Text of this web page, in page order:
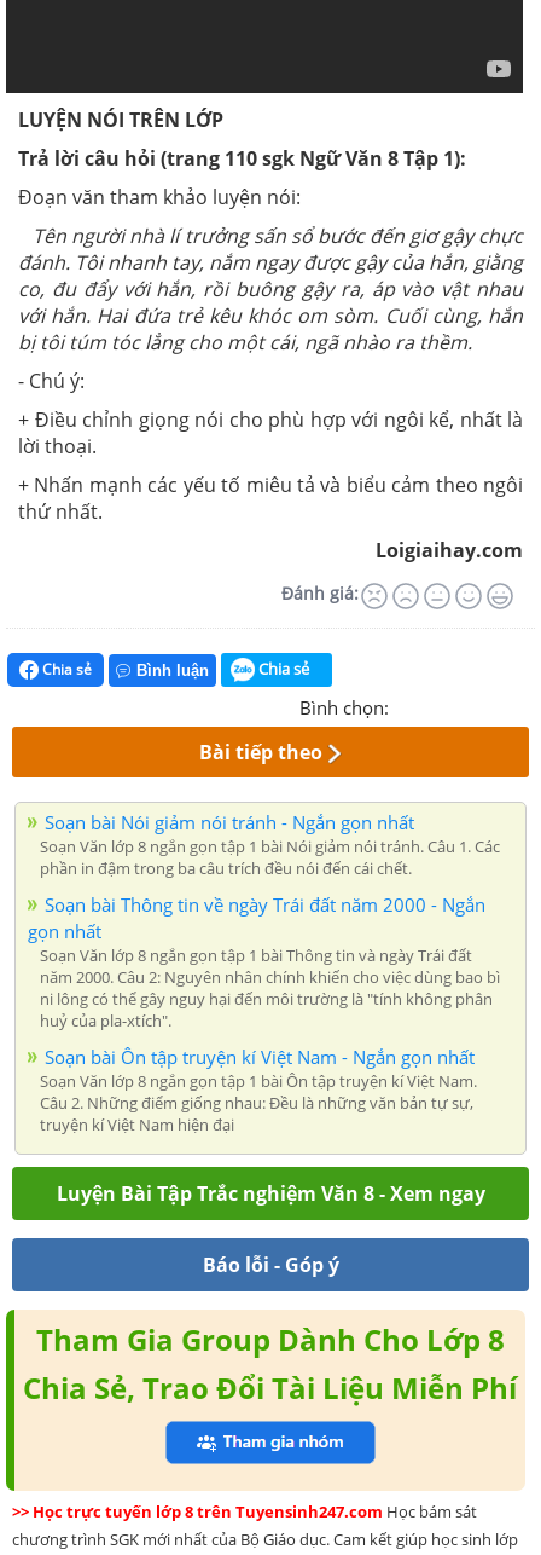
LUYỆN NÓI TRÊN LỚP
Trả lời câu hỏi (trang 110 sgk Ngữ Văn 8 Tập 1):
Đoạn văn tham khảo luyện nói:
Tên người nhà lí trưởng sấn sổ bước đến giơ gậy chực
đánh. Tôi nhanh tay, nắm ngay được gậy của hắn, giằng
co, đu đẩy với hắn, rồi buông gậy ra, áp vào vật nhau
với hắn. Hai đứa trẻ kêu khóc om sòm. Cuối cùng, hắn
bị tôi túm tóc lẳng cho một cái, ngã nhào ra thềm.
- Chú ý:
+ Điều chỉnh giọng nói cho phù hợp với ngôi kể, nhất là
lời thoại.
+ Nhấn mạnh các yếu tố miêu tả và biểu cảm theo ngôi
thứ nhất.
Loigiaihay.com
Đánh giá:
Chia sẻ Bình luận Chia sẻ
Bình chọn:
Bài tiếp theo
Soạn bài Nói giảm nói tránh - Ngắn gọn nhất
Soạn Văn lớp 8 ngắn gọn tập 1 bài Nói giảm nói tránh. Câu 1. Các
phần in đậm trong ba câu trích đều nói đến cái chết.
Soạn bài Thông tin về ngày Trái đất năm 2000 - Ngắn
gọn nhất
Soạn Văn lớp 8 ngắn gọn tập 1 bài Thông tin và ngày Trái đất
năm 2000. Câu 2: Nguyên nhân chính khiến cho việc dùng bao bì
ni lông có thể gây nguy hại đến môi trường là "tính không phân
huỷ của pla-xtích".
Soạn bài Ôn tập truyện kí Việt Nam - Ngắn gọn nhất
Soạn Văn lớp 8 ngắn gọn tập 1 bài Ôn tập truyện kí Việt Nam.
Câu 2. Những điểm giống nhau: Đều là những văn bản tự sự,
truyện kí Việt Nam hiện đại
Luyện Bài Tập Trắc nghiệm Văn 8 - Xem ngay
Báo lỗi - Góp ý
Tham Gia Group Dành Cho Lớp 8
Chia Sẻ, Trao Đổi Tài Liệu Miễn Phí
>> Học trực tuyến lớp 8 trên Tuyensinh247.com Học bám sát
chương trình SGK mới nhất của Bộ Giáo dục. Cam kết giúp học sinh lớp